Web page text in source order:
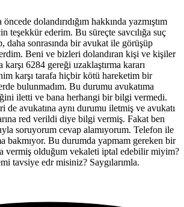
dolandırıdığım hakkında yazmıştım
teşekkür ederim. Bu süreçte savcılığa suç
daha sonrasında bir avukat ile görüşüp
Beni ve bizleri dolandıran kişi ve kişiler
karşı 6284 gereği uzaklaştırma kararı
karşı tarafa hiçbir kötü hareketim bir
bulunmadım. Bu durumu avukatıma
iletti ve bana herhangi bir bilgi vermedi.
de avukatına aynı durumu iletmiş ve avukatı
red verildi diye bilgi vermiş. Fakat ben
soruyorum cevap alamıyorum. Telefon ile
bakmıyor. Bu durumda yapmam gereken bir
vermiş olduğum vekaleti iptal edebilir miyim?
tavsiye edr misiniz? Saygılarımla.